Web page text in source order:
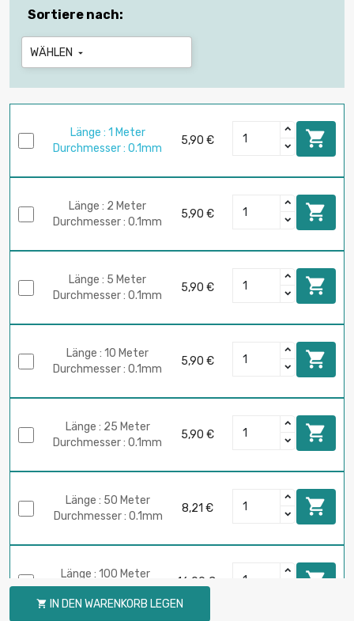
Sortiere nach:
WÄHLEN 
Länge : 1 Meter
Durchmesser : 0.1mm
5,90 € 
Länge : 2 Meter
Durchmesser : 0.1mm
5,90 € 
Länge : 5 Meter
Durchmesser : 0.1mm
5,90 € 
Länge : 10 Meter
Durchmesser : 0.1mm
5,90 € 
Länge : 25 Meter
Durchmesser : 0.1mm
5,90 € 
Länge : 50 Meter
Durchmesser : 0.1mm
8,21 € 
Länge : 100 Meter
Durchmesser : 0.1mm
16,09 € 
 IN DEN WARENKORB LEGEN